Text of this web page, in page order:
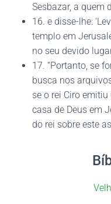
Sesbazar, a quem
16. e disse-lhe:
templo em
no seu devido
17. “Portanto, se
busca nos
se o rei Ciro
casa de Deus em
do rei sobre este